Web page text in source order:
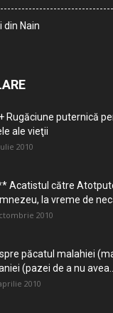
din Nain
Rugăciune puternică
ale vieţii
2010
Acatistul către
la vreme de
2010
păcatul malahiei
(pazei de a nu
2010